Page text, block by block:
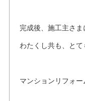
完成後、施工主さ
わたくし共も、とて
マンションリフォー